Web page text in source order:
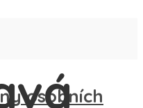
osobních